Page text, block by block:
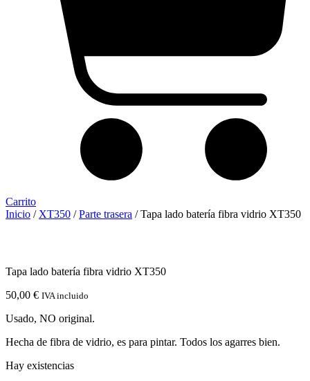
Carrito
Inicio / XT350 /Parte trasera / Tapa lado batería fibra vidrio XT350
Tapa lado batería fibra vidrio XT350
50,00 € IVA incluido
Usado, NO original.
Hecha de fibra de vidrio, es para pintar. Todos los agarres bien.
Hay existencias